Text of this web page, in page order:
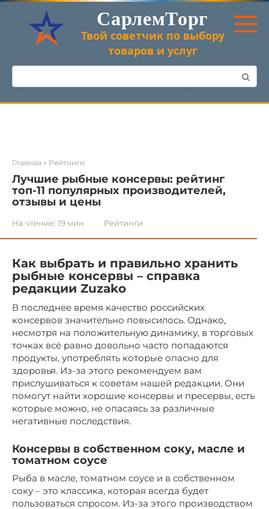
Перейти
контенту
СарлемТорг
Твой советчик по выбору
товаров и услуг
Поиск:
Главная » Рейтинги
Лучшие рыбные консервы: рейтинг
топ-11 популярных производителей,
отзывы и цены
На чтение: 19 мин Рейтинги
Как выбрать и правильно хранить
рыбные консервы – справка
редакции Zuzako
В последнее время качество российских
консервов значительно повысилось. Однако,
несмотря на положительную динамику, в торговых
точках всё равно довольно часто попадаются
продукты, употреблять которые опасно для
здоровья. Из-за этого рекомендуем вам
прислушиваться к советам нашей редакции. Они
помогут найти хорошие консервы и пресервы, есть
которые можно, не опасаясь за различные
негативные последствия.
Консервы в собственном соку, масле и
томатном соусе
Рыба в масле, томатном соусе и в собственном
соку – это классика, которая всегда будет
пользоваться спросом. Из-за этого производством